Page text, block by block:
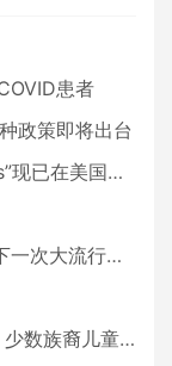
患者
政策即将出台
占据主导地位
流行了吗？
儿童存在差异